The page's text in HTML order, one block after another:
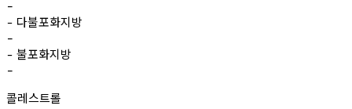
-
- 다불포화지방
-
- 불포화지방
-
콜레스트롤